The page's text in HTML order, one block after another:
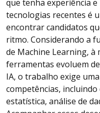
que tenha experiência
tecnologias recentes é
encontrar candidatos
ritmo. Considerando a
de Machine Learning, à
ferramentas evoluem
IA, o trabalho exige
competências,
estatística, análise de